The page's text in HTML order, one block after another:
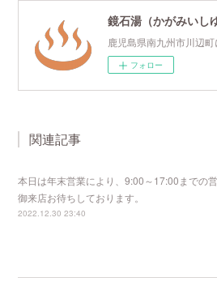
鹿児島県南九州市川辺
フォロー
関連記事
本日は年末営業により、9:00～17:00までの
御来店お待ちしております。
2022.12.30 23:40